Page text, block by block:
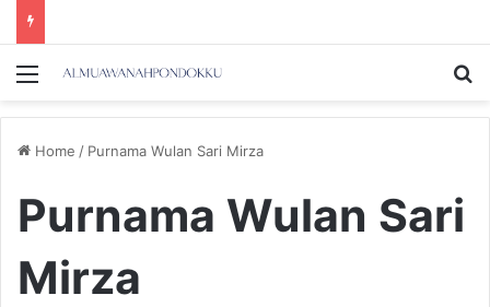
Menu
Home / Purnama Wulan Sari Mirza
Purnama Wulan Sari
Mirza